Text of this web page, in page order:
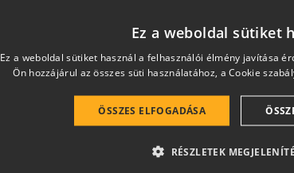
Ez a weboldal sütiket
Ez a weboldal sütiket használ a felhasználói élmény javítása
Ön hozzájárul az összes süti használatához, a Cookie
ÖSSZES ELFOGADÁSA
RÉSZLETEK